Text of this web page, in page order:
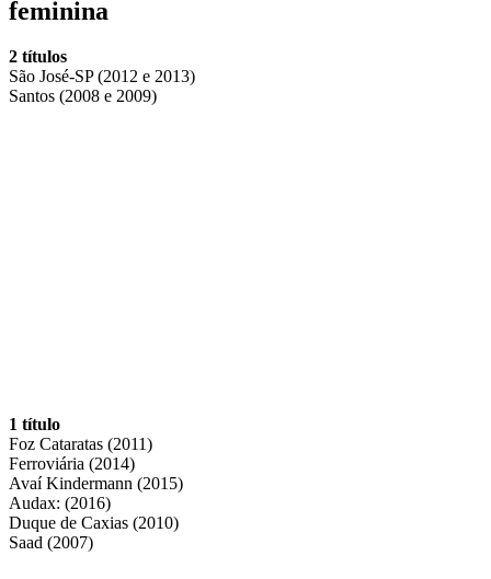
feminina
2 títulos
São José-SP (2012 e 2013)
Santos (2008 e 2009)
1 título
Foz Cataratas (2011)
Ferroviária (2014)
Avaí Kindermann (2015)
Audax: (2016)
Duque de Caxias (2010)
Saad (2007)